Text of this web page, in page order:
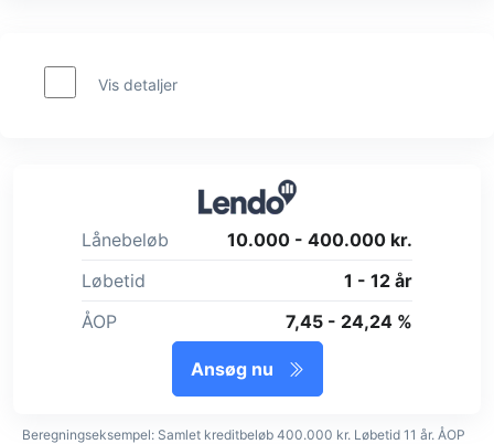
Vis detaljer
Lånebeløb
10.000 - 400.000 kr.
Løbetid
1 - 12 år
ÅOP
7,45 - 24,24 %
Ansøg nu
Beregningseksempel: Samlet kreditbeløb 400.000 kr. Løbetid 11 år. ÅOP